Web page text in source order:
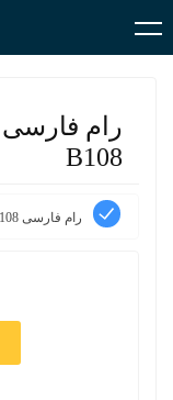
B108
رام فارسی HUAWEI Y625-U32 B108